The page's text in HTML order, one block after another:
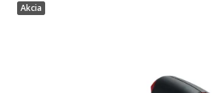
Akcia